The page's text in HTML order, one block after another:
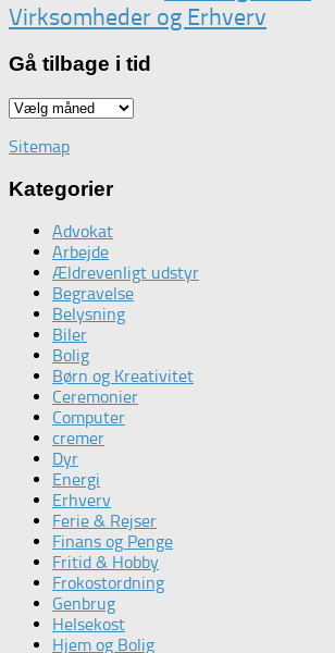
Virksomheder og Erhverv
Gå tilbage i tid
Gå
iSitemap
Kategorier
Advokat
Arbejde
Ældrevenligt udstyr
Begravelse
Belysning
Biler
Bolig
Børn og Kreativitet
Ceremonier
Computer
cremer
Dyr
Energi
Erhverv
Ferie & Rejser
Finans og Penge
Fritid & Hobby
Frokostordning
Genbrug
Helsekost
Hjem og Bolig